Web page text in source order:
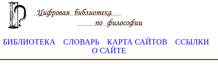
БИБЛИОТЕКА СЛОВАРЬ КАРТА САЙТОВ
ССЫЛКИ
О САЙТЕ